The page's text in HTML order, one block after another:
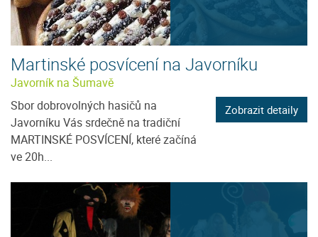
Martinské posvícení na Javorníku
Javorník na Šumavě
Sbor dobrovolných hasičů na
Javorníku Vás srdečně na tradiční
MARTINSKÉ POSVÍCENÍ, které začíná
ve 20h...
Zobrazit detaily